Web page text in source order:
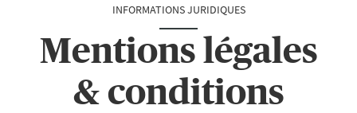
INFORMATIONS JURIDIQUES
Mentions légales
& conditions